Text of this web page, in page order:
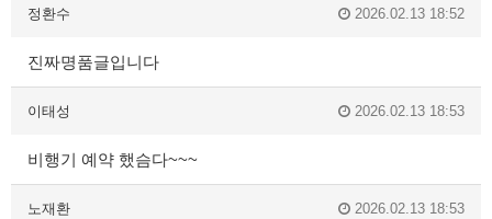
정환수 2026.02.13 18:52
진짜명품글입니다
이태성 2026.02.13 18:53
비행기 예약 했슴다~~~
노재환 2026.02.13 18:53